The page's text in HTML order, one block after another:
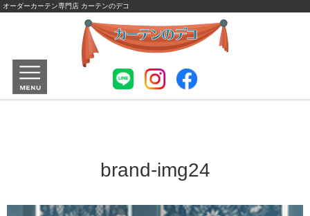
オーダーカーテン専門店 カーテンのデコ
brand-img24